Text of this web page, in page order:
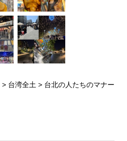
> 台湾全土 > 台北の人たちのマナー